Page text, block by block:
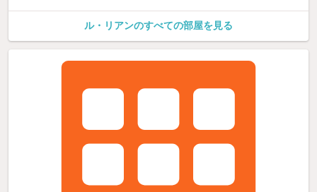
ル・リアンのすべての部屋を見る